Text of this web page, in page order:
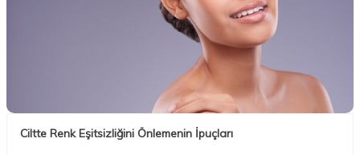
Ciltte Renk Eşitsizliğini Önlemenin İpuçları